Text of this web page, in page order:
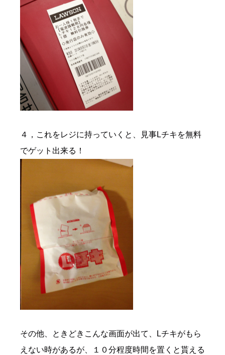
４，これをレジに持っていくと、見事Lチキを無料
でゲット出来る！
その他、ときどきこんな画面が出て、Lチキがもら
えない時があるが、１０分程度時間を置くと貰える